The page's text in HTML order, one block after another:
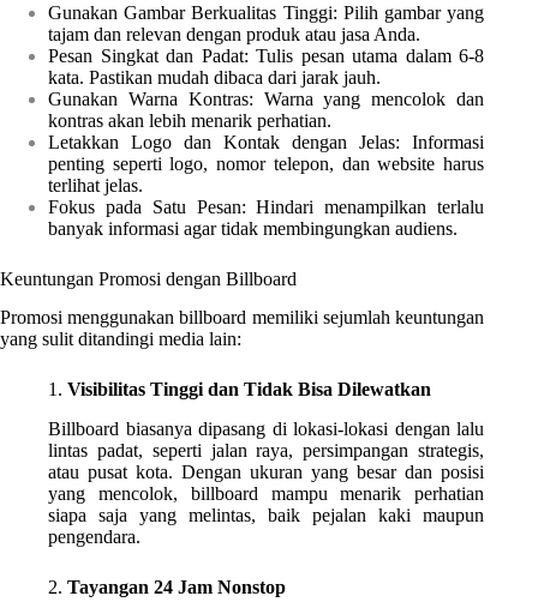
Gunakan Gambar Berkualitas Tinggi: Pilih gambar yang
tajam dan relevan dengan produk atau jasa Anda.
Pesan Singkat dan Padat: Tulis pesan utama dalam 6-8
kata. Pastikan mudah dibaca dari jarak jauh.
Gunakan Warna Kontras: Warna yang mencolok dan
kontras akan lebih menarik perhatian.
Letakkan Logo dan Kontak dengan Jelas: Informasi
penting seperti logo, nomor telepon, dan website harus
terlihat jelas.
Fokus pada Satu Pesan: Hindari menampilkan terlalu
banyak informasi agar tidak membingungkan audiens.
Keuntungan Promosi dengan Billboard
Promosi menggunakan billboard memiliki sejumlah keuntungan
yang sulit ditandingi media lain:
1. Visibilitas Tinggi dan Tidak Bisa Dilewatkan
Billboard biasanya dipasang di lokasi-lokasi dengan lalu
lintas padat, seperti jalan raya, persimpangan strategis,
atau pusat kota. Dengan ukuran yang besar dan posisi
yang mencolok, billboard mampu menarik perhatian
siapa saja yang melintas, baik pejalan kaki maupun
pengendara.
2. Tayangan 24 Jam Nonstop